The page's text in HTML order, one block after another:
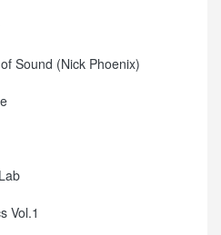
Sound (Nick Phoenix)
Vol.1